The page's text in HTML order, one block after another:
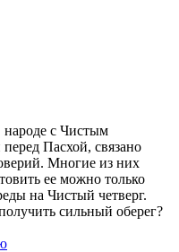
с Чистым
Пасхой, связано
Многие из них
ее можно только
на Чистый четверг.
сильный оберег?